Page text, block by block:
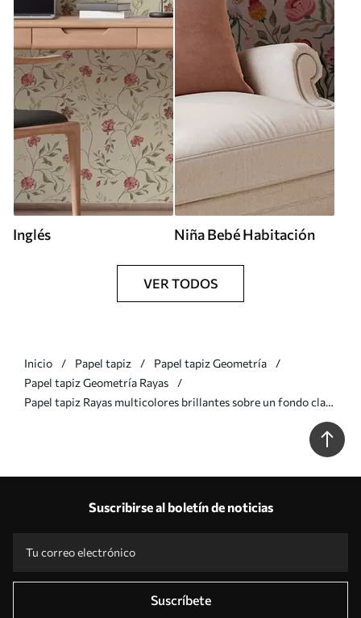
Inglés Niña Bebé Habitación
VER TODOS
Inicio Papel tapiz
Papel tapiz Geometría
Papel tapiz Geometría Rayas
Papel tapiz Rayas multicolores brillantes sobre un fondo claro
Suscribirse al boletín de noticias
Suscríbete